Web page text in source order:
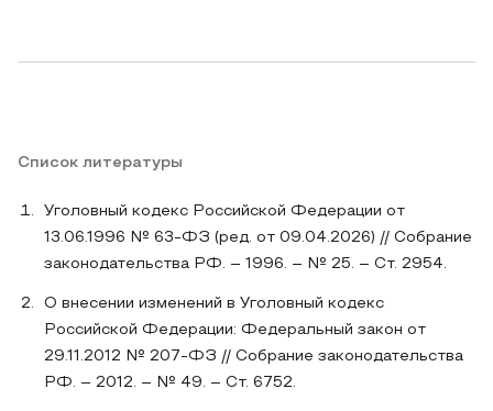
Список литературы
Уголовный кодекс Российской Федерации от
13.06.1996 № 63-ФЗ (ред. от 09.04.2026) // Собрание
законодательства РФ. – 1996. – № 25. – Ст. 2954.
О внесении изменений в Уголовный кодекс
Российской Федерации: Федеральный закон от
29.11.2012 № 207-ФЗ // Собрание законодательства
РФ. – 2012. – № 49. – Ст. 6752.